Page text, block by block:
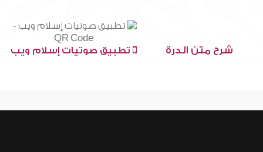
شرح متن الدرة تطبيق صوتيات إسلام ويب